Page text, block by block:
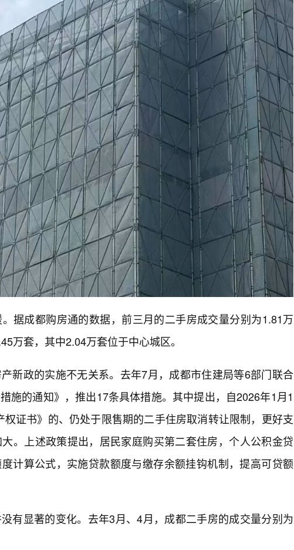
据成都购房通的数据，前三月的二手房成交量分别为1.81万
万套，其中2.04万套位于中心城区。
新政的实施不无关系。去年7月，成都市住建局等6部门联合
施的通知》，推出17条具体措施。其中提出，自2026年1月1
证书》的、仍处于限售期的二手住房取消转让限制，更好支
。上述政策提出，居民家庭购买第二套住房，个人公积金贷
计算公式，实施贷款额度与缴存余额挂钩机制，提高可贷额
有显著的变化。去年3月、4月，成都二手房的成交量分别为